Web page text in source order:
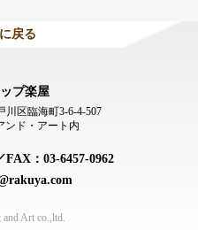
戻る
プ楽屋
川区臨海町3-6-4-507
ンド・アート内
FAX：03-6457-0962
Art co.,ltd.